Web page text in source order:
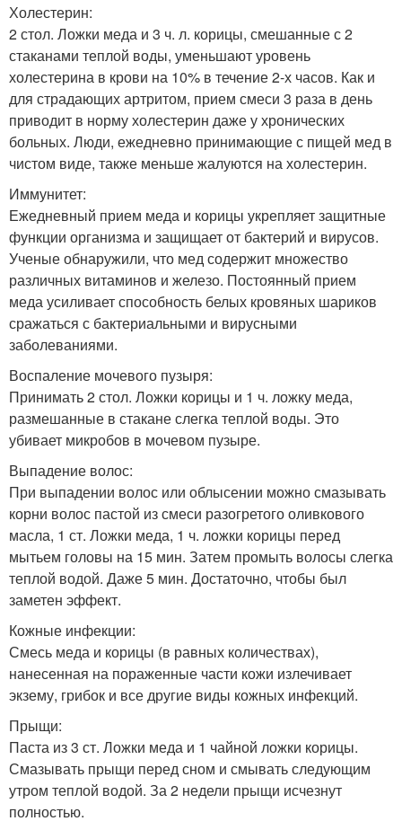
Холестерин:
2 стол. Ложки меда и 3 ч. л. корицы, смешанные с 2
стаканами теплой воды, уменьшают уровень
холестерина в крови на 10% в течение 2-х часов. Как и
для страдающих артритом, прием смеси 3 раза в день
приводит в норму холестерин даже у хронических
больных. Люди, ежедневно принимающие с пищей мед в
чистом виде, также меньше жалуются на холестерин.
Иммунитет:
Ежедневный прием меда и корицы укрепляет защитные
функции организма и защищает от бактерий и вирусов.
Ученые обнаружили, что мед содержит множество
различных витаминов и железо. Постоянный прием
меда усиливает способность белых кровяных шариков
сражаться с бактериальными и вирусными
заболеваниями.
Воспаление мочевого пузыря:
Принимать 2 стол. Ложки корицы и 1 ч. ложку меда,
размешанные в стакане слегка теплой воды. Это
убивает микробов в мочевом пузыре.
Выпадение волос:
При выпадении волос или облысении можно смазывать
корни волос пастой из смеси разогретого оливкового
масла, 1 ст. Ложки меда, 1 ч. ложки корицы перед
мытьем головы на 15 мин. Затем промыть волосы слегка
теплой водой. Даже 5 мин. Достаточно, чтобы был
заметен эффект.
Кожные инфекции:
Смесь меда и корицы (в равных количествах),
нанесенная на пораженные части кожи излечивает
экзему, грибок и все другие виды кожных инфекций.
Прыщи:
Паста из 3 ст. Ложки меда и 1 чайной ложки корицы.
Смазывать прыщи перед сном и смывать следующим
утром теплой водой. За 2 недели прыщи исчезнут
полностью.